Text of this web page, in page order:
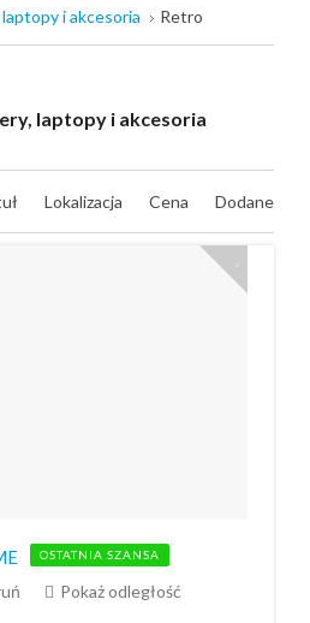
i akcesoria Retro
laptopy i akcesoria
Lokalizacja Cena Dodane
OSTATNIA SZANSA
Pokaż odległość